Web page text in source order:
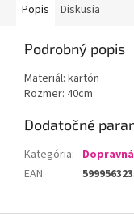
Popis Diskusia
Podrobný popis
Materiál: kartón
Rozmer: 40cm
Dodatočné
Kategória:
EAN: